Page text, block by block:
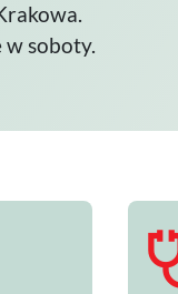
soboty.